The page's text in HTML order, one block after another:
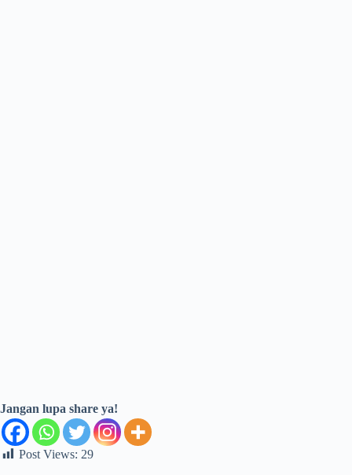
Jangan lupa share ya!
Post Views: 29